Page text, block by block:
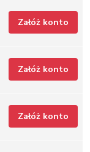
Załóż konto
Załóż konto
Załóż konto